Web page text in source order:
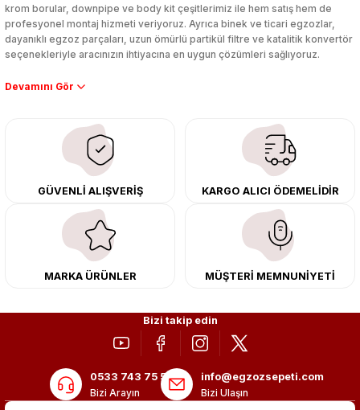
krom borular, downpipe ve body kit çeşitlerimiz ile hem satış hem de
profesyonel montaj hizmeti veriyoruz. Ayrıca binek ve ticari egzozlar,
dayanıklı egzoz parçaları, uzun ömürlü partikül filtre ve katalitik konvertör
seçenekleriyle aracınızın ihtiyacına en uygun çözümleri sağlıyoruz.
Performans artışı isteyen sürücüler için özel performans egzozları ve
çıkma orijinal ürünler ile yenileyebilir, body kit uygulamalarıyla aracınızın
tasarımını ve aerodinamisini üst seviyeye taşıyabilirsiniz.
Tüm ürünlerimiz orijinal, dayanıklı ve uzun ömürlüdür. İstanbul’daki montaj
merkezimizde profesyonel montaj yapıyor, Türkiye’nin her yerine güvenli
kargo ile teslimat gerçekleştiriyoruz. Aracınıza değer katmak için doğru
adres: Egzoz Sepeti.
GÜVENLİ ALIŞVERİŞ KARGO ALICI ÖDEMELİDİR
MARKA ÜRÜNLER MÜŞTERİ MEMNUNİYETİ
Bizi takip edin
0533 743 75 56
Bizi Arayın
info@egzozsepeti.com
Bizi Ulaşın